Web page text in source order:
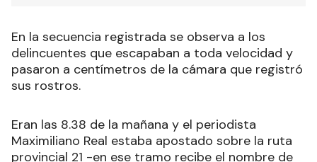
En la secuencia registrada se observa a los
delincuentes que escapaban a toda velocidad y
pasaron a centímetros de la cámara que registró
sus rostros.
Eran las 8.38 de la mañana y el periodista
Maximiliano Real estaba apostado sobre la ruta
provincial 21 -en ese tramo recibe el nombre de